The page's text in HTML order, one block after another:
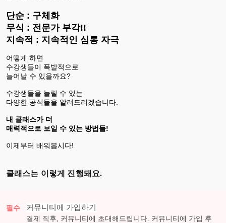
단순 : 구체화
무식 : 전문가 부각!!
지속적 : 지속적인 심통 자극
어떻게 하면
수강생들이 폭발적으로
늘어날 수 있을까요?
수강생들을 늘릴 수 있는
다양한 공식들을 알려드리겠습니다.
내 클래스가 더
매력적으로 보일 수 있는 방법들!
이제부터 배워봅시다!
클래스는 이렇게 진행돼요.
필수 커뮤니티에 가입하기
결제 직후, 커뮤니티에 초대해드립니다. 커뮤니티에 가입 후